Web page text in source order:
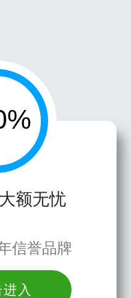
额无忧
信誉品牌
入